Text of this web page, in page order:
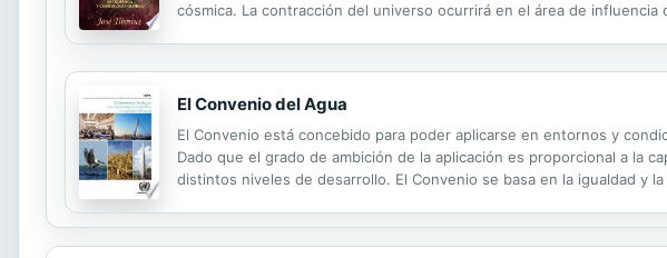
cósmica. La contracción del universo ocurrirá en el área de
El Convenio del Agua
El Convenio está concebido para poder aplicarse en entornos y
Dado que el grado de ambición de la aplicación es proporcional a la
distintos niveles de desarrollo. El Convenio se basa en la igualdad y